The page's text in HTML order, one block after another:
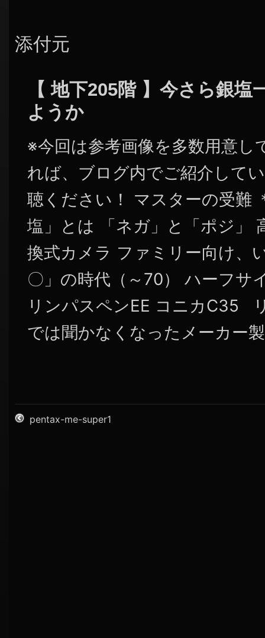
添付元
【 地下205階 】今さら銀
ようか
※今回は参考画像を多数用意し
れば、ブログ内でご紹介して
聴ください！ マスターの受難
塩」とは 「ネガ」と「ポジ」
換式カメラ ファミリー向け、
〇」の時代（～70） ハーフサ
リンパスペンEE コニカC35
では聞かなくなったメーカー
pentax-me-super1